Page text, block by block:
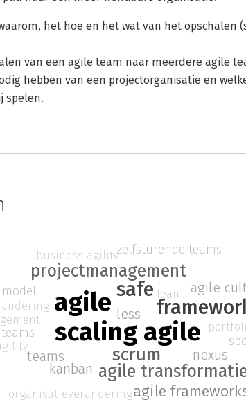
het hoe en het wat van het opschalen
van een agile team naar meerdere agile
hebben van een projectorganisatie en
spelen.
scaling agile
agile safe
scrum
agile
projectmanagement
agile
less
kanban
agile
nexus
teams
organisatieverandering
lean
business agilityzelfsturende teams